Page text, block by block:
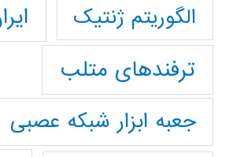
الگوریتم ژنتیک
ترفندهای متلب
جعبه ابزار شبکه عصبی